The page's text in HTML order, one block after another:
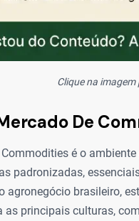
Clique na
De
é o
padronizadas,
agronegócio brasileiro,
as principais culturas,